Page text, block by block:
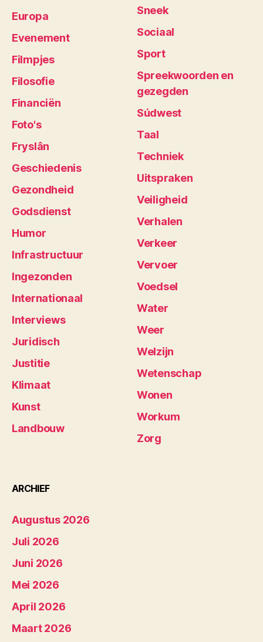
Europa
Evenement
Filmpjes
Filosofie
Financiën
Foto's
Fryslân
Geschiedenis
Gezondheid
Godsdienst
Humor
Infrastructuur
Ingezonden
Internationaal
Interviews
Juridisch
Justitie
Klimaat
Kunst
Landbouw
Sneek
Sociaal
Sport
Spreekwoorden en
gezegden
Súdwest
Taal
Techniek
Uitspraken
Veiligheid
Verhalen
Verkeer
Vervoer
Voedsel
Water
Weer
Welzijn
Wetenschap
Wonen
Workum
Zorg
ARCHIEF
Augustus 2026
Juli 2026
Juni 2026
Mei 2026
April 2026
Maart 2026